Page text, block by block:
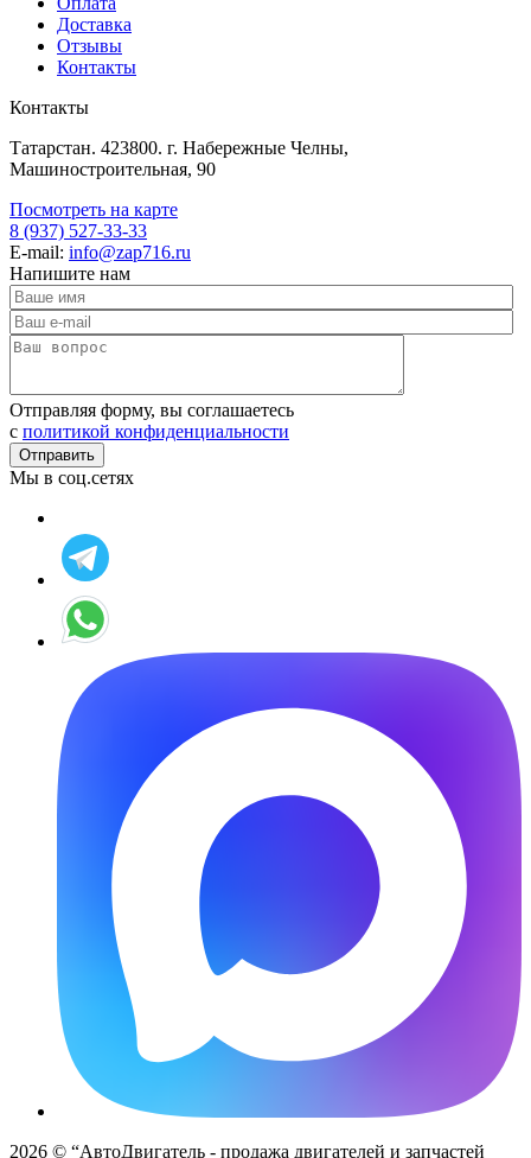
Доставка
Отзывы
Контакты
Контакты
Татарстан. 423800. г. Набережные Челны,
Машиностроительная, 90
Посмотреть на карте
8 (937) 527-33-33
E-mail: info@zap716.ru
Напишите нам
Отправляя форму, вы соглашаетесь
c политикой конфиденциальности
Мы в соц.сетях
2026 © “АвтоДвигатель - продажа двигателей и запчастей